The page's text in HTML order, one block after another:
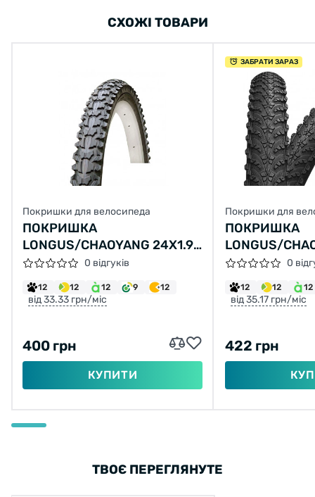
СХОЖІ ТОВАРИ
Покришки для велосипеда
ПОКРИШКА
LONGUS/CHAOYANG 24X1.95
Н-554 (47-507)
0 відгуків
12 12 12 9 12
від 33.33 грн/міс
400 грн
КУПИТИ
ЗАБРАТИ ЗАРАЗ
Покришки для
ПОКРИШКА
LONGUS/
H-5150 (50-
0
12 12 12
від 35.17 грн/міс
422 грн
ТВОЄ ПЕРЕГЛЯНУТЕ